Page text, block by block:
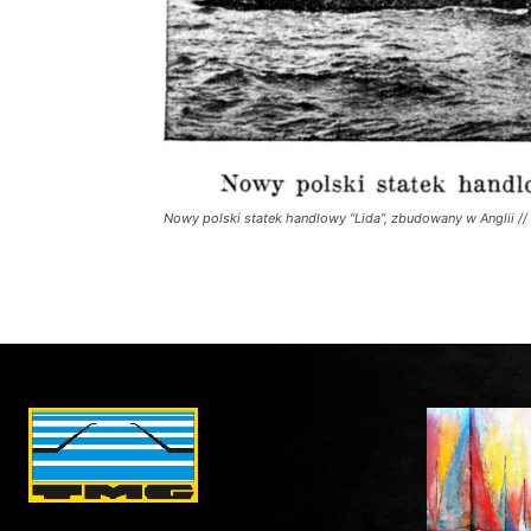
Nowy polski statek handlowy “Lida”, zbudowany w Anglii //